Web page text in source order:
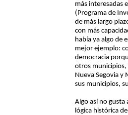
más interesadas
(Programa de
de más largo
con más
había ya algo de
mejor ejemplo:
democracia
otros municipios,
Nueva Segovia
sus municipios,
Algo así no gusta
lógica histórica